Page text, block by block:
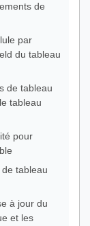
de
par
du tableau
de tableau
tableau
pour
tableau
à jour du
et les